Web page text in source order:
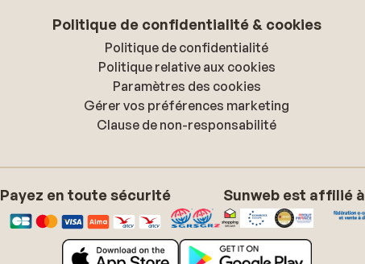
Politique de confidentialité & cookies
Politique de confidentialité
Politique relative aux cookies
Paramètres des cookies
Gérer vos préférences marketing
Clause de non-responsabilité
Payez en toute sécurité Sunweb est affilié à